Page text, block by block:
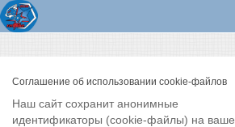
Соглашение об использовании cookie-файлов
Наш сайт сохранит анонимные
идентификаторы (cookie-файлы) на ваше